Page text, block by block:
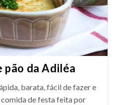
pão da Adiléa
barata, fácil de fazer e
de festa feita por